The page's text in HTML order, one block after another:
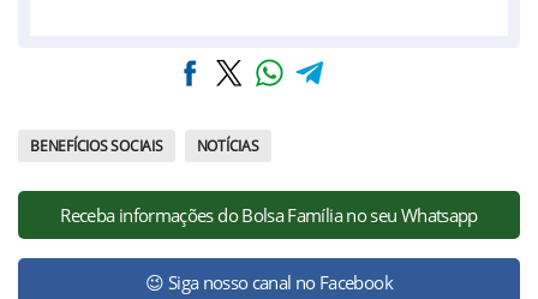
BENEFÍCIOS SOCIAIS NOTÍCIAS
Receba informações do Bolsa Família no seu Whatsapp
😉 Siga nosso canal no Facebook